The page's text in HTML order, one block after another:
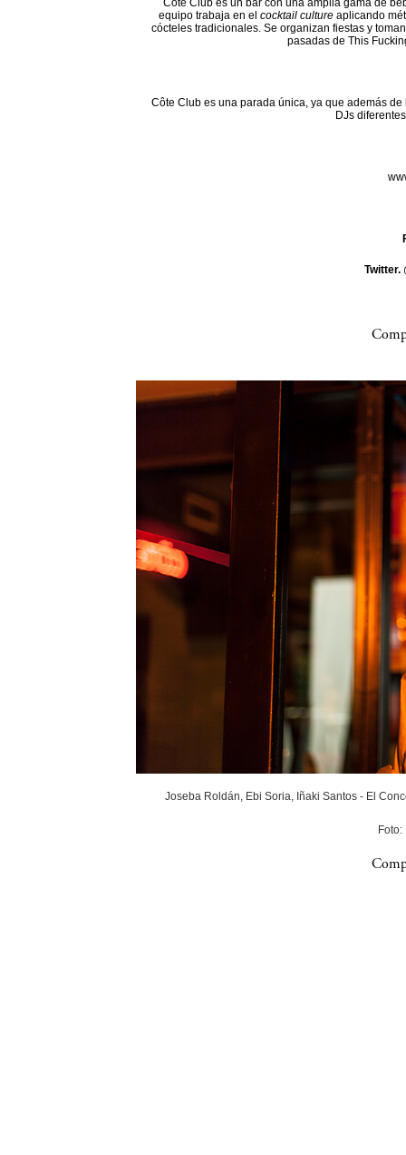
equipo trabaja en el cocktail culture aplicando
cócteles tradicionales. Se organizan fiestas y
pasadas de This
Côte Club es una parada única, ya que además
DJs
Twitter.
Joseba Roldán, Ebi Soria, Iñaki Santos - El